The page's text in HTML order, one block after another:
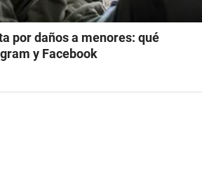
por daños a menores: qué
y Facebook